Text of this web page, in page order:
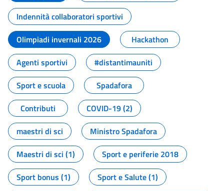
Indennità collaboratori sportivi
Olimpiadi invernali 2026
Hackathon
Agenti sportivi
#distantimauniti
Sport e scuola
Spadafora
Contributi
COVID-19 (2)
maestri di sci
Ministro Spadafora
Maestri di sci (1)
Sport e periferie 2018
Sport bonus (1)
Sport e Salute (1)